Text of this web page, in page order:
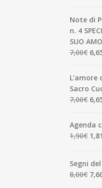
era:
Note di
n. 4
SUO
7,00€ Il
era:
Sacro
7,00€ Il
era:
Agenda
1,90€ Il
era:
1,81
Segni
8,00€ Il